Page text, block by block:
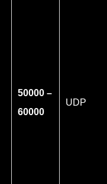
50000 –
60000
UDP